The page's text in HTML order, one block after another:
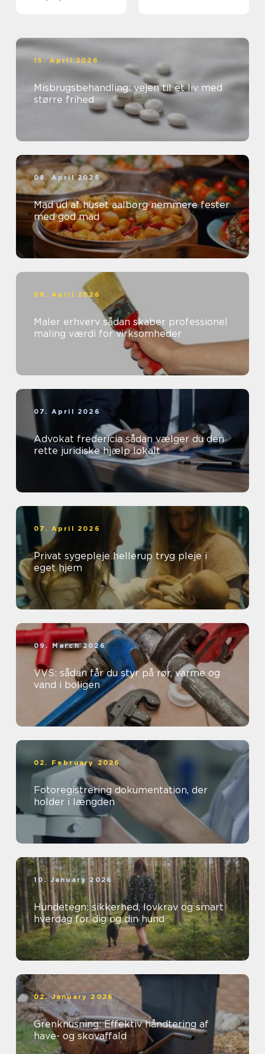
15. April 2026
Misbrugsbehandling: vejen til et liv med
større frihed
08. April 2026
Mad ud af huset aalborg nemmere fester
med god mad
08. April 2026
Maler erhverv sådan skaber professionel
maling værdi for virksomheder
07. April 2026
Advokat fredericia sådan vælger du den
rette juridiske hjælp lokalt
07. April 2026
Privat sygepleje hellerup tryg pleje i
eget hjem
09. March 2026
VVS: sådan får du styr på rør, varme og
vand i boligen
02. February 2026
Fotoregistrering dokumentation, der
holder i længden
10. January 2026
Hundetegn: sikkerhed, lovkrav og smart
hverdag for dig og din hund
02. January 2026
Grenknusning: Effektiv håndtering af
have- og skovaffald